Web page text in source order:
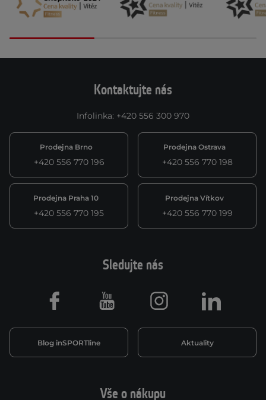
Kontaktujte nás
Infolinka: +420 556 300 970
Prodejna Brno
+420 556 770 196
Prodejna Ostrava
+420 556 770 198
Prodejna Praha 10
+420 556 770 195
Prodejna Vítkov
+420 556 770 199
Vše o nákupu
Sledujte nás
Blog inSPORTline Aktuality
Facebook Youtube Instagram LinkedIn